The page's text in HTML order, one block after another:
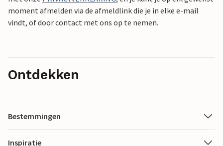
moment afmelden via de afmeldlink die je in elke e-mail
vindt, of door contact met ons op te nemen.
Ontdekken
Bestemmingen
Inspiratie